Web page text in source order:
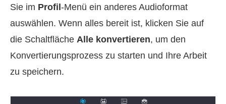
Sie im Profil -Menü ein anderes Audioformat
auswählen. Wenn alles bereit ist, klicken Sie auf
die Schaltfläche Alle konvertieren, um den
Konvertierungsprozess zu starten und Ihre Arbeit
zu speichern.